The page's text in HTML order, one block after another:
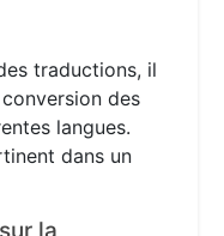
traductions, il
des
langues.
dans un